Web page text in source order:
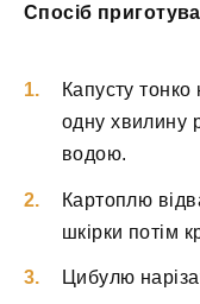
Спосіб
Капусту
одну хвилину
водою.
Картоплю
шкірки потім
Цибулю